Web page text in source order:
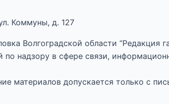
Коммуны, д. 127
Волгоградской области “Редакция
надзору в сфере связи,
материалов допускается только с